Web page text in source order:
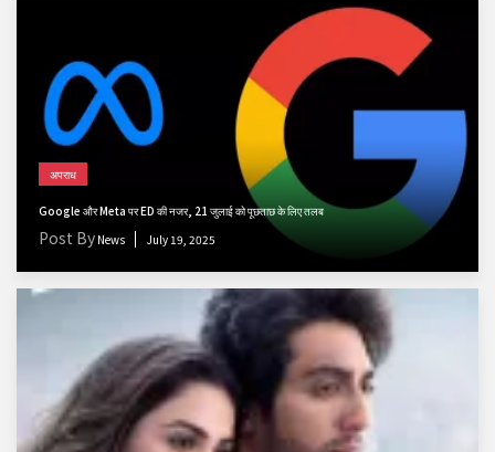
अपराध
Google और Meta पर ED की नजर, 21 जुलाई को पूछताछ के लिए तलब
Post By News July 19, 2025